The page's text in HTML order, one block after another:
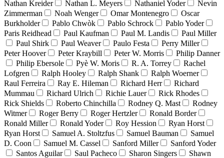
Nathan Kreider
Nathan L. Meyers Nathaniel Yoder
Nevin
Zimmerman
Noah Wenger Omar Montenegro
Oscar
Burkholder
Pablo Chwòk Pablo Schrock
Pablo Yoder
Paris Reidhead
Paul Kaufman Paul M. Landis
Paul Miller
Paul Shirk
Paul Weaver Paulo Festa
Perry Miller
Peter Hoover
Peter Kraybill Peter W. Morris
Philip Danner
Philip Ebersole
Pyè W. Moris R. A. Torrey
Rachel
Lofgren
Ralph Hooley Ralph Shank
Ralph Woerner
Raul Ferreira
Ray E. Hileman Richard Herr
Richard
Mummau
Richard Ulrich Richie Lauer
Rick Rhodes
Rick Shields
Roberto Chinchilla Rodney Q. Mast
Rodney
Witmer
Roger Berry Roger Hertzler
Ronald Border
Ronald Miller
Ronald Yoder Roy Hession
Ryan Horst
Ryan Horst
Samuel A. Stoltzfus Samuel Bauman
Samuel
D. Coon
Samuel M. Cassel Sanford Miller
Sanford Yoder
Santos Aguilar
Saul Pacheco Sharon Singers
Shawn